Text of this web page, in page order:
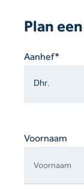
Plan
dit
veld
Aanhef*
Voornaam